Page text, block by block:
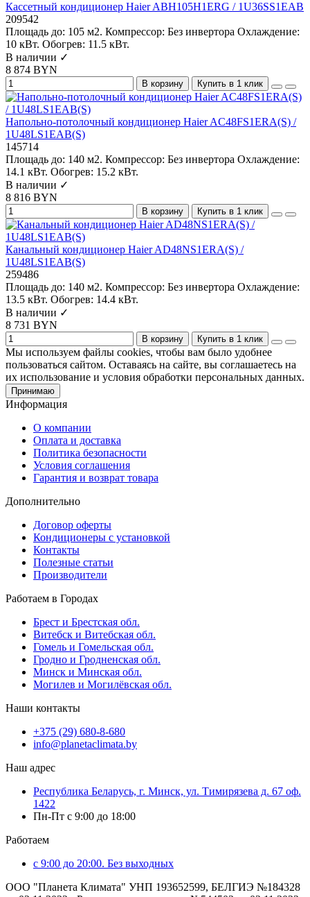
Кассетный кондиционер Haier ABH105H1ERG / 1U36SS1EAB
209542
Площадь до: 105 м2. Компрессор: Без инвертора Охлаждение:
10 кВт. Обогрев: 11.5 кВт.
В наличии ✓
8 874 BYN
В корзину Купить в 1 клик
Напольно-потолочный кондиционер Haier AC48FS1ERA(S) /
1U48LS1EAB(S)
145714
Площадь до: 140 м2. Компрессор: Без инвертора Охлаждение:
14.1 кВт. Обогрев: 15.2 кВт.
В наличии ✓
8 816 BYN
В корзину Купить в 1 клик
Канальный кондиционер Haier AD48NS1ERA(S) /
1U48LS1EAB(S)
259486
Площадь до: 140 м2. Компрессор: Без инвертора Охлаждение:
13.5 кВт. Обогрев: 14.4 кВт.
В наличии ✓
8 731 BYN
В корзину Купить в 1 клик
Мы используем файлы cookies, чтобы вам было удобнее
пользоваться сайтом. Оставаясь на сайте, вы соглашаетесь на
их использование и условия обработки персональных данных.
Принимаю
Информация
О компании
Оплата и доставка
Политика безопасности
Условия соглашения
Гарантия и возврат товара
Дополнительно
Договор оферты
Кондиционеры с установкой
Контакты
Полезные статьи
Производители
Работаем в Городах
Брест и Брестская обл.
Витебск и Витебская обл.
Гомель и Гомельская обл.
Гродно и Гродненская обл.
Минск и Минская обл.
Могилев и Могилёвская обл.
Наши контакты
+375 (29) 680-8-680
info@planetaclimata.by
Наш адрес
Республика Беларусь, г. Минск, ул. Тимирязева д. 67 оф.
1422
Пн-Пт с 9:00 до 18:00
Работаем
с 9:00 до 20:00. Без выходных
ООО "Планета Климата" УНП 193652599, БЕЛГИЭ №184328